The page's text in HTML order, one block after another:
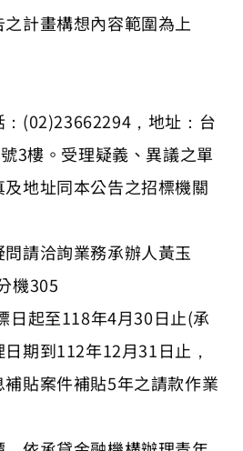
計畫構想內容範圍為上
(02)23662294，地址：台
3樓。受理疑義、異議之單
地址同本公告之招標機關
請洽詢業務承辦人黃玉
機305
日起至118年4月30日止(承
期到112年12月31日止，
貼案件補貼5年之請款作業